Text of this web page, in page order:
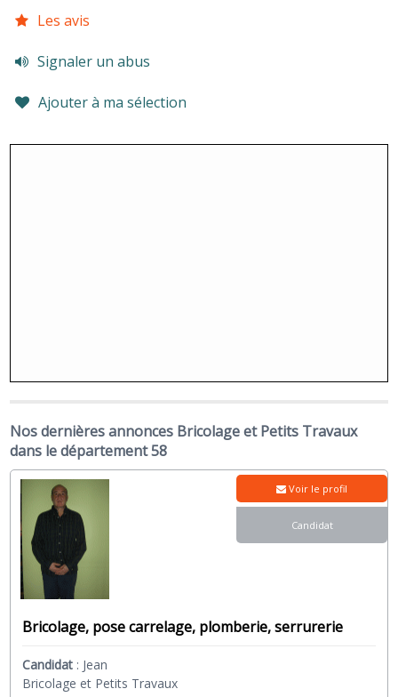
Les avis
Signaler un abus
Ajouter à ma sélection
Nos dernières annonces Bricolage et Petits Travaux
dans le département 58
Bricolage, pose carrelage, plomberie, serrurerie
Candidat : Jean
Bricolage et Petits Travaux
Voir le profil
Candidat